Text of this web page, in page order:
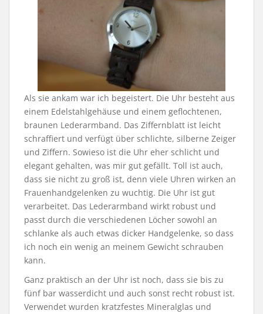
Als sie ankam war ich begeistert. Die Uhr besteht aus
einem Edelstahlgehäuse und einem geflochtenen,
braunen Lederarmband. Das Ziffernblatt ist leicht
schraffiert und verfügt über schlichte, silberne Zeiger
und Ziffern. Sowieso ist die Uhr eher schlicht und
elegant gehalten, was mir gut gefällt. Toll ist auch,
dass sie nicht zu groß ist, denn viele Uhren wirken an
Frauenhandgelenken zu wuchtig. Die Uhr ist gut
verarbeitet. Das Lederarmband wirkt robust und
passt durch die verschiedenen Löcher sowohl an
schlanke als auch etwas dicker Handgelenke, so dass
ich noch ein wenig an meinem Gewicht schrauben
kann.
Ganz praktisch an der Uhr ist noch, dass sie bis zu
fünf bar wasserdicht und auch sonst recht robust ist.
Verwendet wurden kratzfestes Mineralglas und